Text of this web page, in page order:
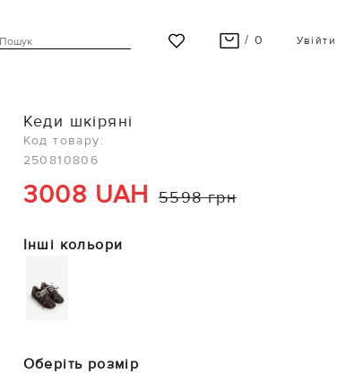
/ 0
Останні модні новинки чекають на Вас!
Увійти
Кеди шкіряні
Код товару:
250810806
3008 UAH 5598 грн
Інші кольори
Оберіть розмір